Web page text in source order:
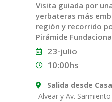
Visita guiada por
yerbateras más
región y recorrido
Pirámide
23-julio
10:00hs
Salida desde
Alvear y Av. Sarmiento